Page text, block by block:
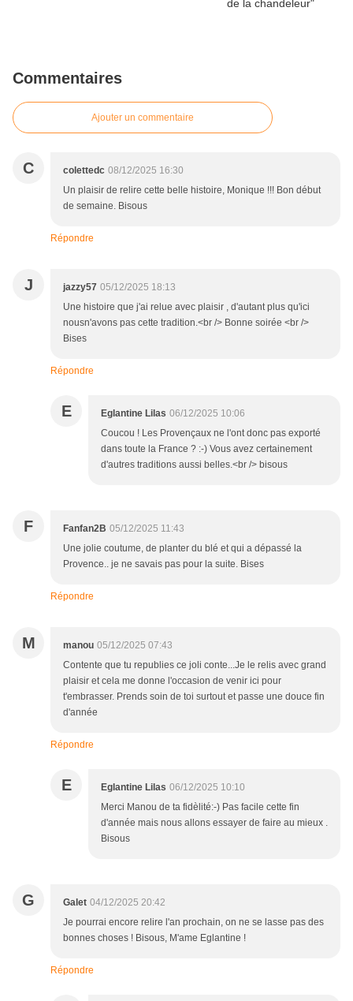
Commentaires
Ajouter un commentaire
C colettedc 08/12/2025 16:30
Un plaisir de relire cette belle histoire, Monique !!! Bon début
de semaine. Bisous
Répondre
J jazzy57 05/12/2025 18:13
Une histoire que j'ai relue avec plaisir , d'autant plus qu'ici
nousn'avons pas cette tradition.<br /> Bonne soirée <br />
Bises
Répondre
E Eglantine Lilas 06/12/2025 10:06
Coucou ! Les Provençaux ne l'ont donc pas exporté
dans toute la France ? :-) Vous avez certainement
d'autres traditions aussi belles.<br /> bisous
F Fanfan2B 05/12/2025 11:43
Une jolie coutume, de planter du blé et qui a dépassé la
Provence.. je ne savais pas pour la suite. Bises
Répondre
M manou 05/12/2025 07:43
Contente que tu republies ce joli conte...Je le relis avec grand
plaisir et cela me donne l'occasion de venir ici pour
t'embrasser. Prends soin de toi surtout et passe une douce fin
d'année
Répondre
E Eglantine Lilas 06/12/2025 10:10
Merci Manou de ta fidèlité:-) Pas facile cette fin
d'année mais nous allons essayer de faire au mieux .
Bisous
G Galet 04/12/2025 20:42
Je pourrai encore relire l'an prochain, on ne se lasse pas des
bonnes choses ! Bisous, M'ame Eglantine !
Répondre